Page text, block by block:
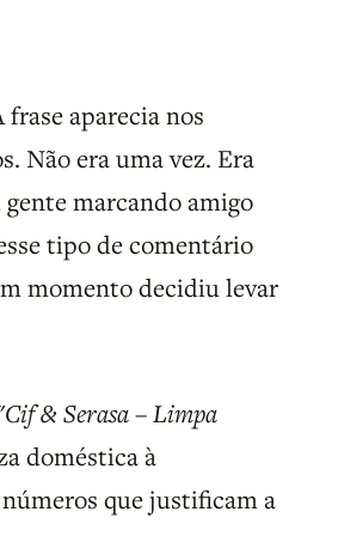
frase aparecia nos
Não era uma vez. Era
marcando amigo
tipo de comentário
momento decidiu levar
& Serasa – Limpa
doméstica à
que justificam a